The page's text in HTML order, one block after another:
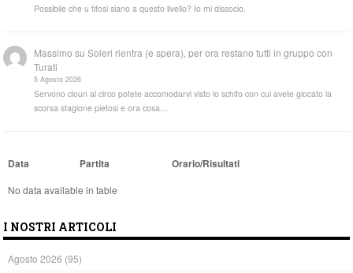
Possibile che u tifosi siano a questo livello? Io mi dissocio.
Massimo suSoleri rientra (e spera), per ora restano tutti in gruppo con
Turati
5 Agosto 2026
Servono cloun al circo potete accomodarvi visto lo schifo con cui avete giocato la
scorsa stagione pietosi e ora cosa…
Data Partita Orario/Risultati
No data available in table
I NOSTRI ARTICOLI
Agosto 2026 (95)